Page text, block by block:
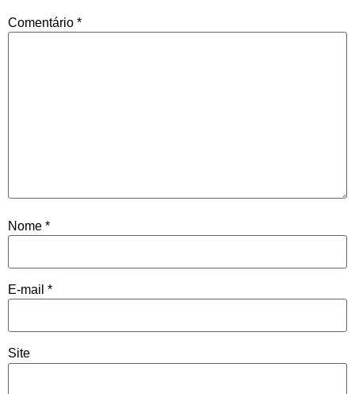
Comentário *
Nome *
E-mail *
Site